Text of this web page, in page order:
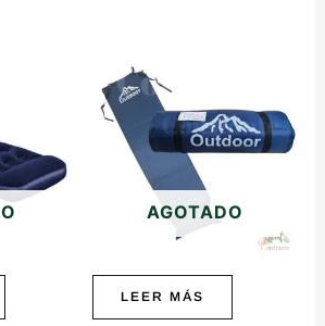
AGOTADO
LEER MÁS